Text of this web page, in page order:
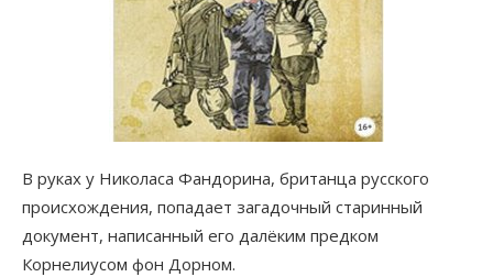
В руках у Николаса Фандорина, британца русского
происхождения, попадает загадочный старинный
документ, написанный его далёким предком
Корнелиусом фон Дорном.